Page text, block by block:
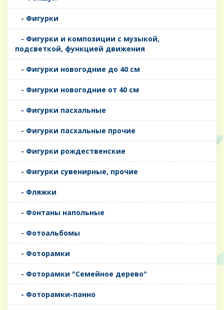
- Фигурки
- Фигурки и композиции с музыкой,
подсветкой, функцией движения
- Фигурки новогодние до 40 см
- Фигурки новогодние от 40 см
- Фигурки пасхальные
- Фигурки пасхальные прочие
- Фигурки рождественские
- Фигурки сувенирные, прочие
- Фляжки
- Фонтаны напольные
- Фотоальбомы
- Фоторамки
- Фоторамки "Семейное дерево"
- Фоторамки-панно